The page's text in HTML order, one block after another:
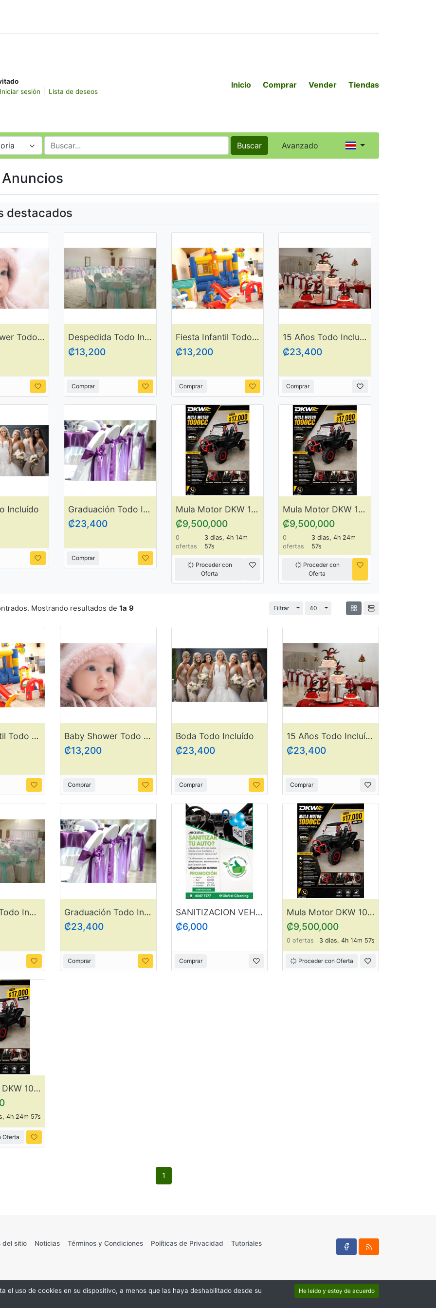
Iniciar sesión Lista de deseos
Inicio Comprar Vender Tiendas
Buscar Avanzado
destacados
Baby Shower Todo Incluído Despedida Todo Incluído
₡13,200
Comprar
Fiesta Infantil Todo Incluído
₡13,200
Comprar
15 Años Todo Incluído
₡23,400
Comprar
Incluído Graduación Todo Incluído
₡23,400
Comprar
Mula Motor DKW 1000 CC ItemDK1
₡9,500,000
0
ofertas
3 dias, 4h 14m
57s
Proceder con
Oferta
Mula Motor DKW 1000 CC ItemDK2
₡9,500,000
0
ofertas
3 dias, 4h 24m
57s
Proceder con
Oferta
Mostrando resultados de 1a 9 Filtrar Cambiar desplegable
40 Cambiar desplegable
Fiesta Infantil Todo Incluído Baby Shower Todo Incluído
₡13,200
Comprar
Boda Todo Incluído
₡23,400
Comprar
15 Años Todo Incluído
₡23,400
Comprar
Despedida Todo Incluído Graduación Todo Incluído
₡23,400
Comprar
SANITIZACION VEHICULOS
₡6,000
Comprar
Mula Motor DKW 1000 CC ItemDK1
₡9,500,000
0 ofertas 3 dias, 4h 14m 57s
Proceder con Oferta
Mula Motor DKW 1000 CC ItemDK2
4h 24m 57s
Oferta
1
del sitio Noticias Términos y Condiciones Políticas de Privacidad Tutoriales
el uso de cookies en su dispositivo, a menos que las haya deshabilitado desde su
He leído y estoy de acuerdo